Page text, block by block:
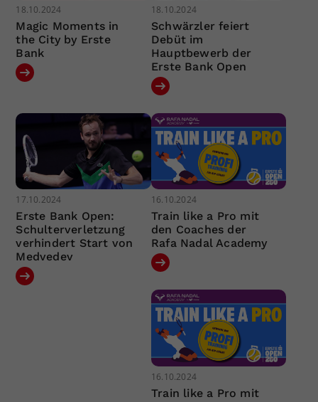
18.10.2024
Magic Moments in
the City by Erste
Bank
18.10.2024
Schwärzler feiert
Debüt im
Hauptbewerb der
Erste Bank Open
17.10.2024
Erste Bank Open:
Schulterverletzung
verhindert Start von
Medvedev
16.10.2024
Train like a Pro mit
den Coaches der
Rafa Nadal Academy
16.10.2024
Train like a Pro mit